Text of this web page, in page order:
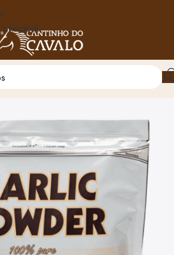
principal
Power, 2.5kg TRM